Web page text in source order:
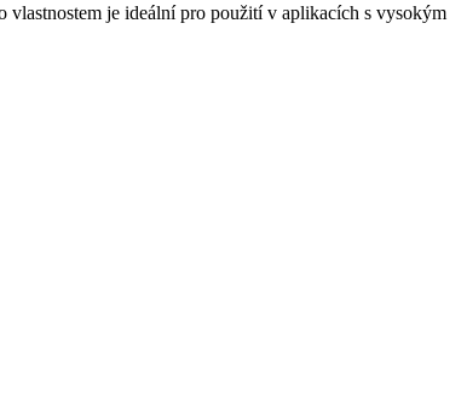
je ideální pro použití v aplikacích s vysokým